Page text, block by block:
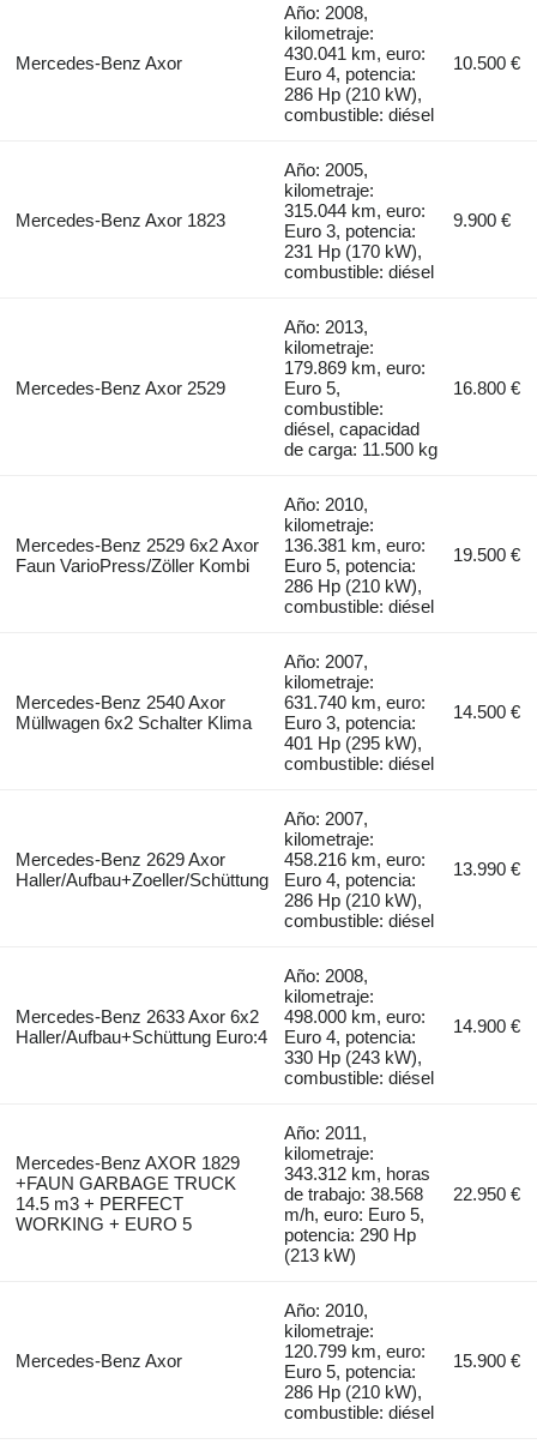
Mercedes-Benz Axor
Año: 2008,
kilometraje:
430.041 km, euro:
Euro 4, potencia:
286 Hp (210 kW),
combustible: diésel
10.500 €
Mercedes-Benz Axor 1823
Año: 2005,
kilometraje:
315.044 km, euro:
Euro 3, potencia:
231 Hp (170 kW),
combustible: diésel
9.900 €
Mercedes-Benz Axor 2529
Año: 2013,
kilometraje:
179.869 km, euro:
Euro 5,
combustible:
diésel, capacidad
de carga: 11.500 kg
16.800 €
Mercedes-Benz 2529 6x2 Axor
Faun VarioPress/Zöller Kombi
Año: 2010,
kilometraje:
136.381 km, euro:
Euro 5, potencia:
286 Hp (210 kW),
combustible: diésel
19.500 €
Mercedes-Benz 2540 Axor
Müllwagen 6x2 Schalter Klima
Año: 2007,
kilometraje:
631.740 km, euro:
Euro 3, potencia:
401 Hp (295 kW),
combustible: diésel
14.500 €
Mercedes-Benz 2629 Axor
Haller/Aufbau+Zoeller/Schüttung
Año: 2007,
kilometraje:
458.216 km, euro:
Euro 4, potencia:
286 Hp (210 kW),
combustible: diésel
13.990 €
Mercedes-Benz 2633 Axor 6x2
Haller/Aufbau+Schüttung Euro:4
Año: 2008,
kilometraje:
498.000 km, euro:
Euro 4, potencia:
330 Hp (243 kW),
combustible: diésel
14.900 €
Mercedes-Benz AXOR 1829
+FAUN GARBAGE TRUCK
14.5 m3 + PERFECT
WORKING + EURO 5
Año: 2011,
kilometraje:
343.312 km, horas
de trabajo: 38.568
m/h, euro: Euro 5,
potencia: 290 Hp
(213 kW)
22.950 €
Mercedes-Benz Axor
Año: 2010,
kilometraje:
120.799 km, euro:
Euro 5, potencia:
286 Hp (210 kW),
combustible: diésel
15.900 €